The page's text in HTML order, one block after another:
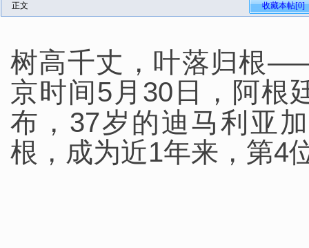
正文 收藏本帖[0]
树高千丈，叶落归根
京时间5月30日，阿根
布，37岁的迪马利亚
根，成为近1年来，第4